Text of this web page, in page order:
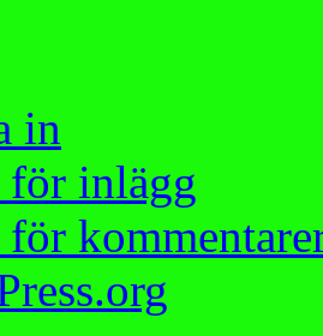
in
för inlägg